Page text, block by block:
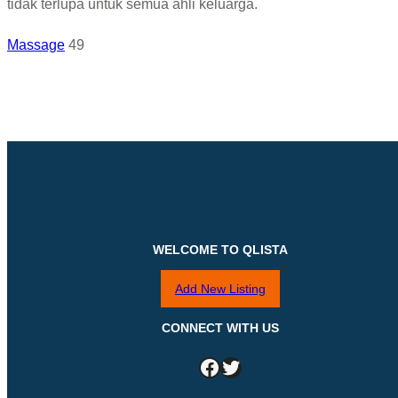
tidak terlupa untuk semua ahli keluarga.
Massage 49
WELCOME TO QLISTA
Add New Listing
CONNECT WITH US
Facebook Twitter